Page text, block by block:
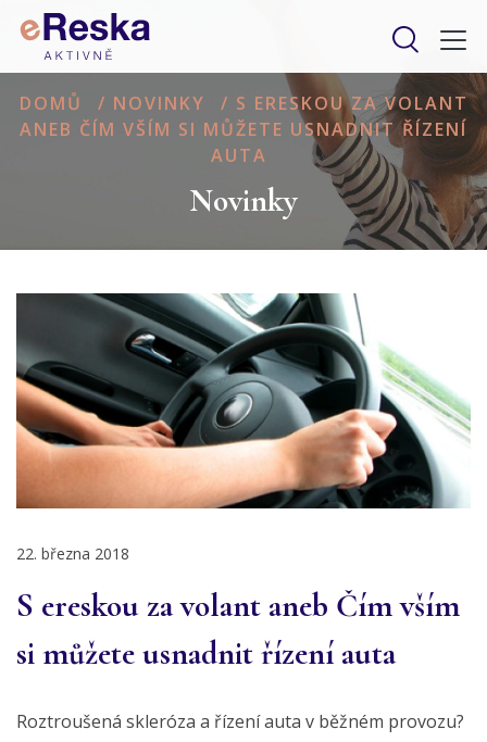
DOMŮ / NOVINKY / S ERESKOU ZA VOLANT
ANEB ČÍM VŠÍM SI MŮŽETE USNADNIT ŘÍZENÍ
AUTA
Novinky
22. března 2018
S ereskou za volant aneb Čím vším
si můžete usnadnit řízení auta
Roztroušená skleróza a řízení auta v běžném provozu?